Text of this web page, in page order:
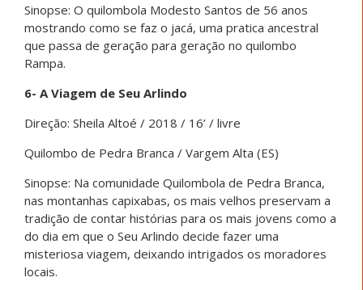
Sinopse: O quilombola Modesto Santos de 56 anos
mostrando como se faz o jacá, uma pratica ancestral
que passa de geração para geração no quilombo
Rampa.
6- A Viagem de Seu Arlindo
Direção: Sheila Altoé / 2018 / 16’ / livre
Quilombo de Pedra Branca / Vargem Alta (ES)
Sinopse: Na comunidade Quilombola de Pedra Branca,
nas montanhas capixabas, os mais velhos preservam a
tradição de contar histórias para os mais jovens como a
do dia em que o Seu Arlindo decide fazer uma
misteriosa viagem, deixando intrigados os moradores
locais.